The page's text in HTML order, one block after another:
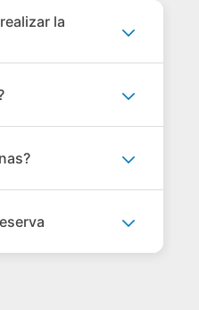
la